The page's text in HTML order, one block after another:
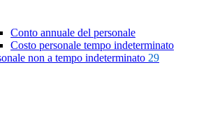
Conto annuale del personale
Costo personale tempo indeterminato
non a tempo indeterminato 29